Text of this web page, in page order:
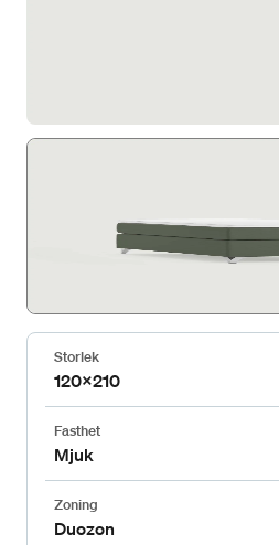
Storlek
120x210
Fasthet
Mjuk
Zoning
Duozon